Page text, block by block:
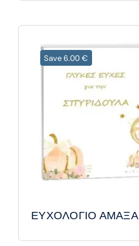
Save 6.00 €
ΕΥΧΟΛΟΓΙΟ ΑΜΑΞΑ